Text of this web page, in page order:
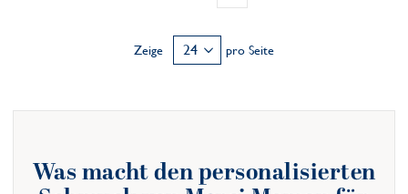
Zeige pro Seite
Was macht den personalisierten